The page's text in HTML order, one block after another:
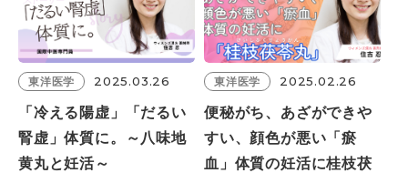
東洋医学 2025.03.26
「冷える陽虚」「だるい
腎虚」体質に。～八味地
黄丸と妊活～
東洋医学 2025.02.26
便秘がち、あざができや
すい、顔色が悪い「瘀
血」体質の妊活に桂枝茯